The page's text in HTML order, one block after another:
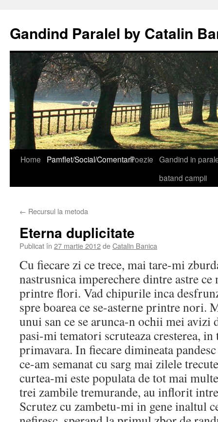
Gandind Paralel by Catalin
Sari
Home Pamflet/Social/ComentariiPoezie Gandind in
batand campii
← Recursul la metoda
Eterna duplicitate
Publicat în 27 martie 2012deCatalin Banica
Cu fiecare zi ce trece, mai tare-mi
nastrusnica imperechere dintre astre ce
printre flori. Vad chipurile inca
spre boarea ce se-asterne printre nori.
unui san ce se arunca-n ochii mei avizi
pasi-mi tematori scruteaza cresterea,
primavara. In fiecare dimineata
ce-am semanat cu sarg mai zilele
curtea-mi este populata de tot mai
trei zambile tremurande, au inflorit
Scrutez cu zambetu-mi in gene inaltul